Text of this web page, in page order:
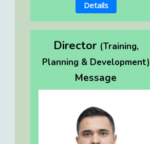
Details
Director (Training,
Planning & Development)
Message